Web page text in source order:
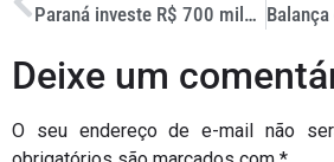
Paraná investe R$ 700 milhões em estradas
Deixe um
O seu endereço de e-mail não